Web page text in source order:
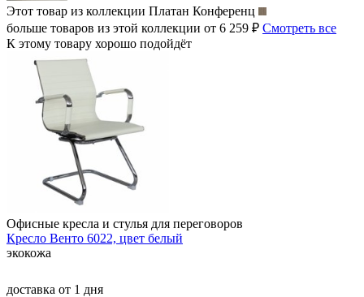
Этот товар из коллекции Платан Конференц
больше товаров из этой коллекции от 6 259 ₽ Смотреть все
К этому товару хорошо подойдёт
Офисные кресла и стулья для переговоров
Кресло Венто 6022, цвет белый
экокожа
доставка от 1 дня